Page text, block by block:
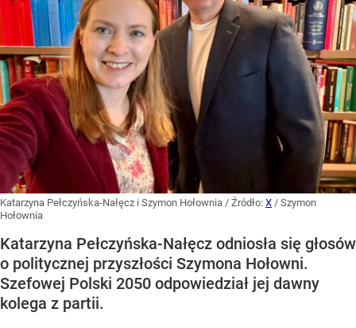
Katarzyna Pełczyńska-Nałęcz i Szymon Hołownia / Źródło: X / Szymon
Hołownia
Katarzyna Pełczyńska-Nałęcz odniosła się głosów
o politycznej przyszłości Szymona Hołowni.
Szefowej Polski 2050 odpowiedział jej dawny
kolega z partii.